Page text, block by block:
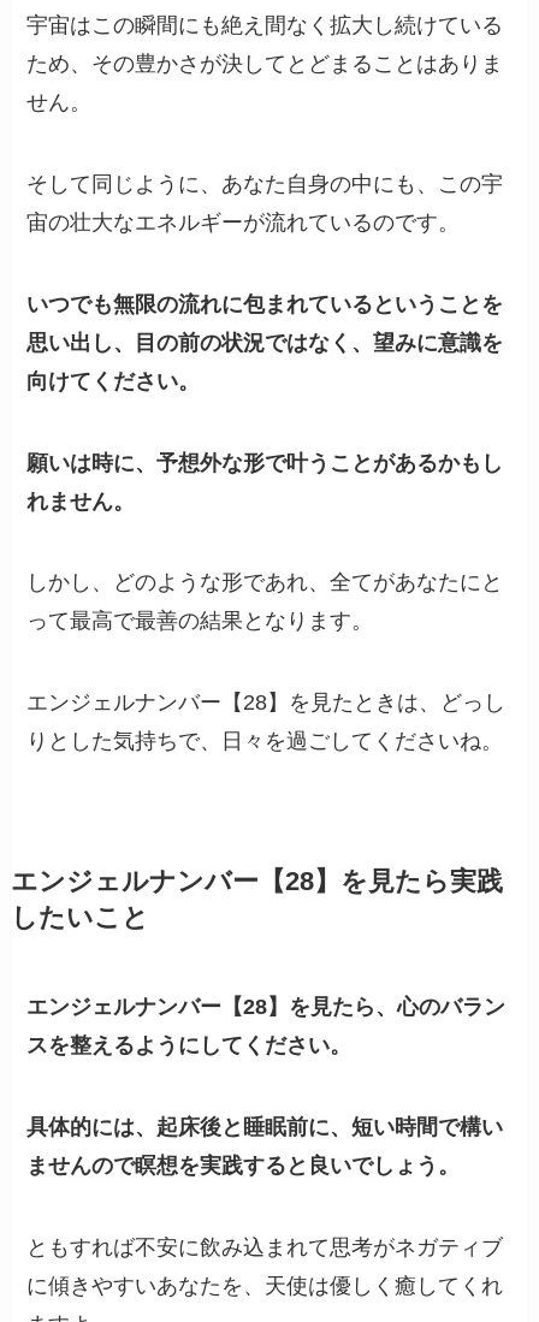
宇宙はこの瞬間にも絶え間なく拡大し続けている
ため、その豊かさが決してとどまることはありま
せん。
そして同じように、あなた自身の中にも、この宇
宙の壮大なエネルギーが流れているのです。
いつでも無限の流れに包まれているということを
思い出し、目の前の状況ではなく、望みに意識を
向けてください。
願いは時に、予想外な形で叶うことがあるかもし
れません。
しかし、どのような形であれ、全てがあなたにと
って最高で最善の結果となります。
エンジェルナンバー【28】を見たときは、どっし
りとした気持ちで、日々を過ごしてくださいね。
エンジェルナンバー【28】を見たら実践
したいこと
エンジェルナンバー【28】を見たら、心のバラン
スを整えるようにしてください。
具体的には、起床後と睡眠前に、短い時間で構い
ませんので瞑想を実践すると良いでしょう。
ともすれば不安に飲み込まれて思考がネガティブ
に傾きやすいあなたを、天使は優しく癒してくれ